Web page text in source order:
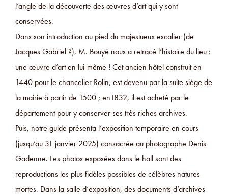
l’angle de la découverte des œuvres d’art qui y sont
conservées.
Dans son introduction au pied du majestueux escalier (de
Jacques Gabriel ?), M. Bouyé nous a retracé l’histoire du lieu :
une œuvre d’art en lui-même ! Cet ancien hôtel construit en
1440 pour le chancelier Rolin, est devenu par la suite siège de
la mairie à partir de 1500 ; en1832, il est acheté par le
département pour y conserver ses très riches archives.
Puis, notre guide présenta l’exposition temporaire en cours
(jusqu’au 31 janvier 2025) consacrée au photographe Denis
Gadenne. Les photos exposées dans le hall sont des
reproductions les plus fidèles possibles de célèbres natures
mortes. Dans la salle d’exposition, des documents d’archives